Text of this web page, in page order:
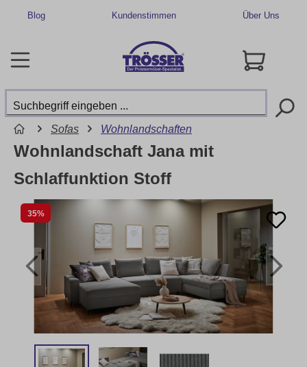
Blog Kundenstimmen Über Uns
Sofas Wohnlandschaften
35%
Wohnlandschaft Jana mit
Schlaffunktion Stoff